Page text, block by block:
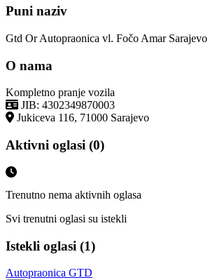
Puni naziv
Gtd Or Autopraonica vl. Fočo Amar Sarajevo
O nama
Kompletno pranje vozila
JIB: 4302349870003
Jukiceva 116, 71000 Sarajevo
Aktivni oglasi (0)
Trenutno nema aktivnih oglasa
Svi trenutni oglasi su istekli
Istekli oglasi (1)
Autopraonica GTD